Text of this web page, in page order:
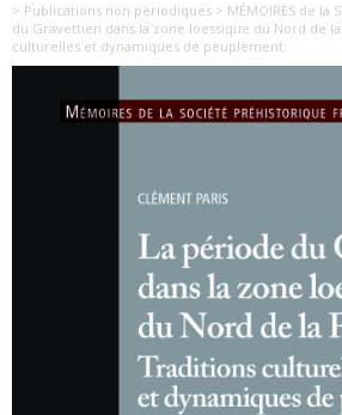
> Publications non périodiques > MÉMOIRES de la
du Gravettien dans la zone loessique du Nord de
culturelles et dynamiques de peuplement.